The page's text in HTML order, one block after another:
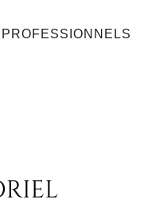
PROFESSIONNELS